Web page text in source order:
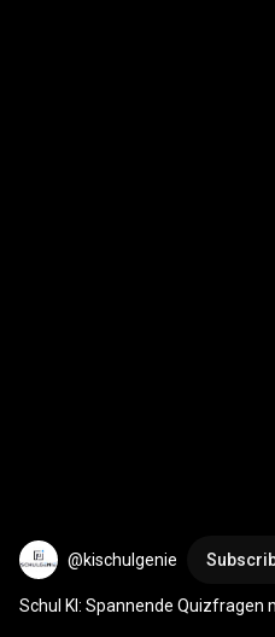
@kischulgenie
Schul KI: Spannende Quizfragen